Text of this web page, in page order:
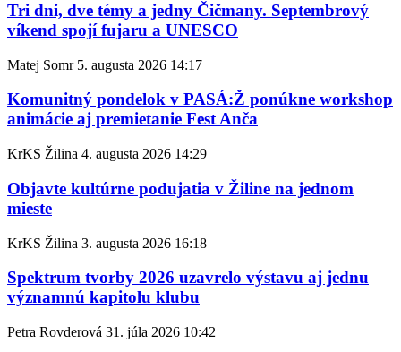
Tri dni, dve témy a jedny Čičmany. Septembrový
víkend spojí fujaru a UNESCO
Matej Somr 5. augusta 2026 14:17
Komunitný pondelok v PASÁ:Ž ponúkne workshop
animácie aj premietanie Fest Anča
KrKS Žilina 4. augusta 2026 14:29
Objavte kultúrne podujatia v Žiline na jednom
mieste
KrKS Žilina 3. augusta 2026 16:18
Spektrum tvorby 2026 uzavrelo výstavu aj jednu
významnú kapitolu klubu
Petra Rovderová 31. júla 2026 10:42